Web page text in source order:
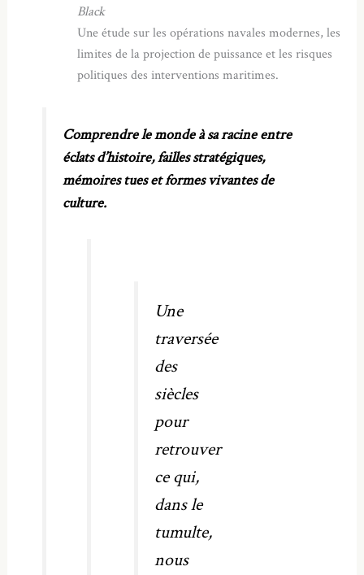
Black
Une étude sur les opérations navales modernes, les
limites de la projection de puissance et les risques
politiques des interventions maritimes.
Comprendre le monde à sa racine entre
éclats d’histoire, failles stratégiques,
mémoires tues et formes vivantes de
culture.
Une
traversée
des
siècles
pour
retrouver
ce qui,
dans le
tumulte,
nous